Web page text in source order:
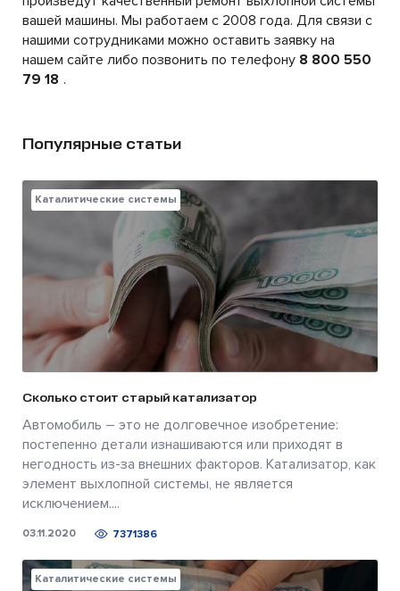
вашей машины. Мы работаем с 2008 года. Для связи с
нашими сотрудниками можно оставить заявку на
нашем сайте либо позвонить по телефону 8 800 550
79 18 .
Популярные статьи
Каталитические системы
Сколько стоит старый катализатор
Автомобиль – это не долговечное изобретение:
постепенно детали изнашиваются или приходят в
негодность из-за внешних факторов. Катализатор, как
элемент выхлопной системы, не является
исключением....
03.11.2020 7371386
Каталитические системы